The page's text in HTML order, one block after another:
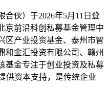
合伙）于2026年5月11日登
京前沿科创私募基金管理中
区产业投资基金、泰州市智
和金汇投资有限公司、赣州
基金专注于创业投资及私募
供资本支持，是传统企业